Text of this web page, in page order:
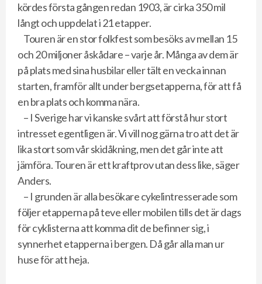
kördes första gången redan 1903, är cirka 350 mil
långt och uppdelat i 21 etapper.
Touren är en stor folkfest som besöks av mellan 15
och 20 miljoner åskådare – varje år. Många av dem är
på plats med sina husbilar eller tält en vecka innan
starten, framför allt under bergsetapperna, för att få
en bra plats och komma nära.
– I Sverige har vi kanske svårt att förstå hur stort
intresset egentligen är. Vi vill nog gärna tro att det är
lika stort som vår skidåkning, men det går inte att
jämföra. Touren är ett kraftprov utan dess like, säger
Anders.
– I grunden är alla besökare cykelintresserade som
följer etapperna på teve eller mobilen tills det är dags
för cyklisterna att komma dit de befinner sig, i
synnerhet etapperna i bergen. Då går alla man ur
huse för att heja.